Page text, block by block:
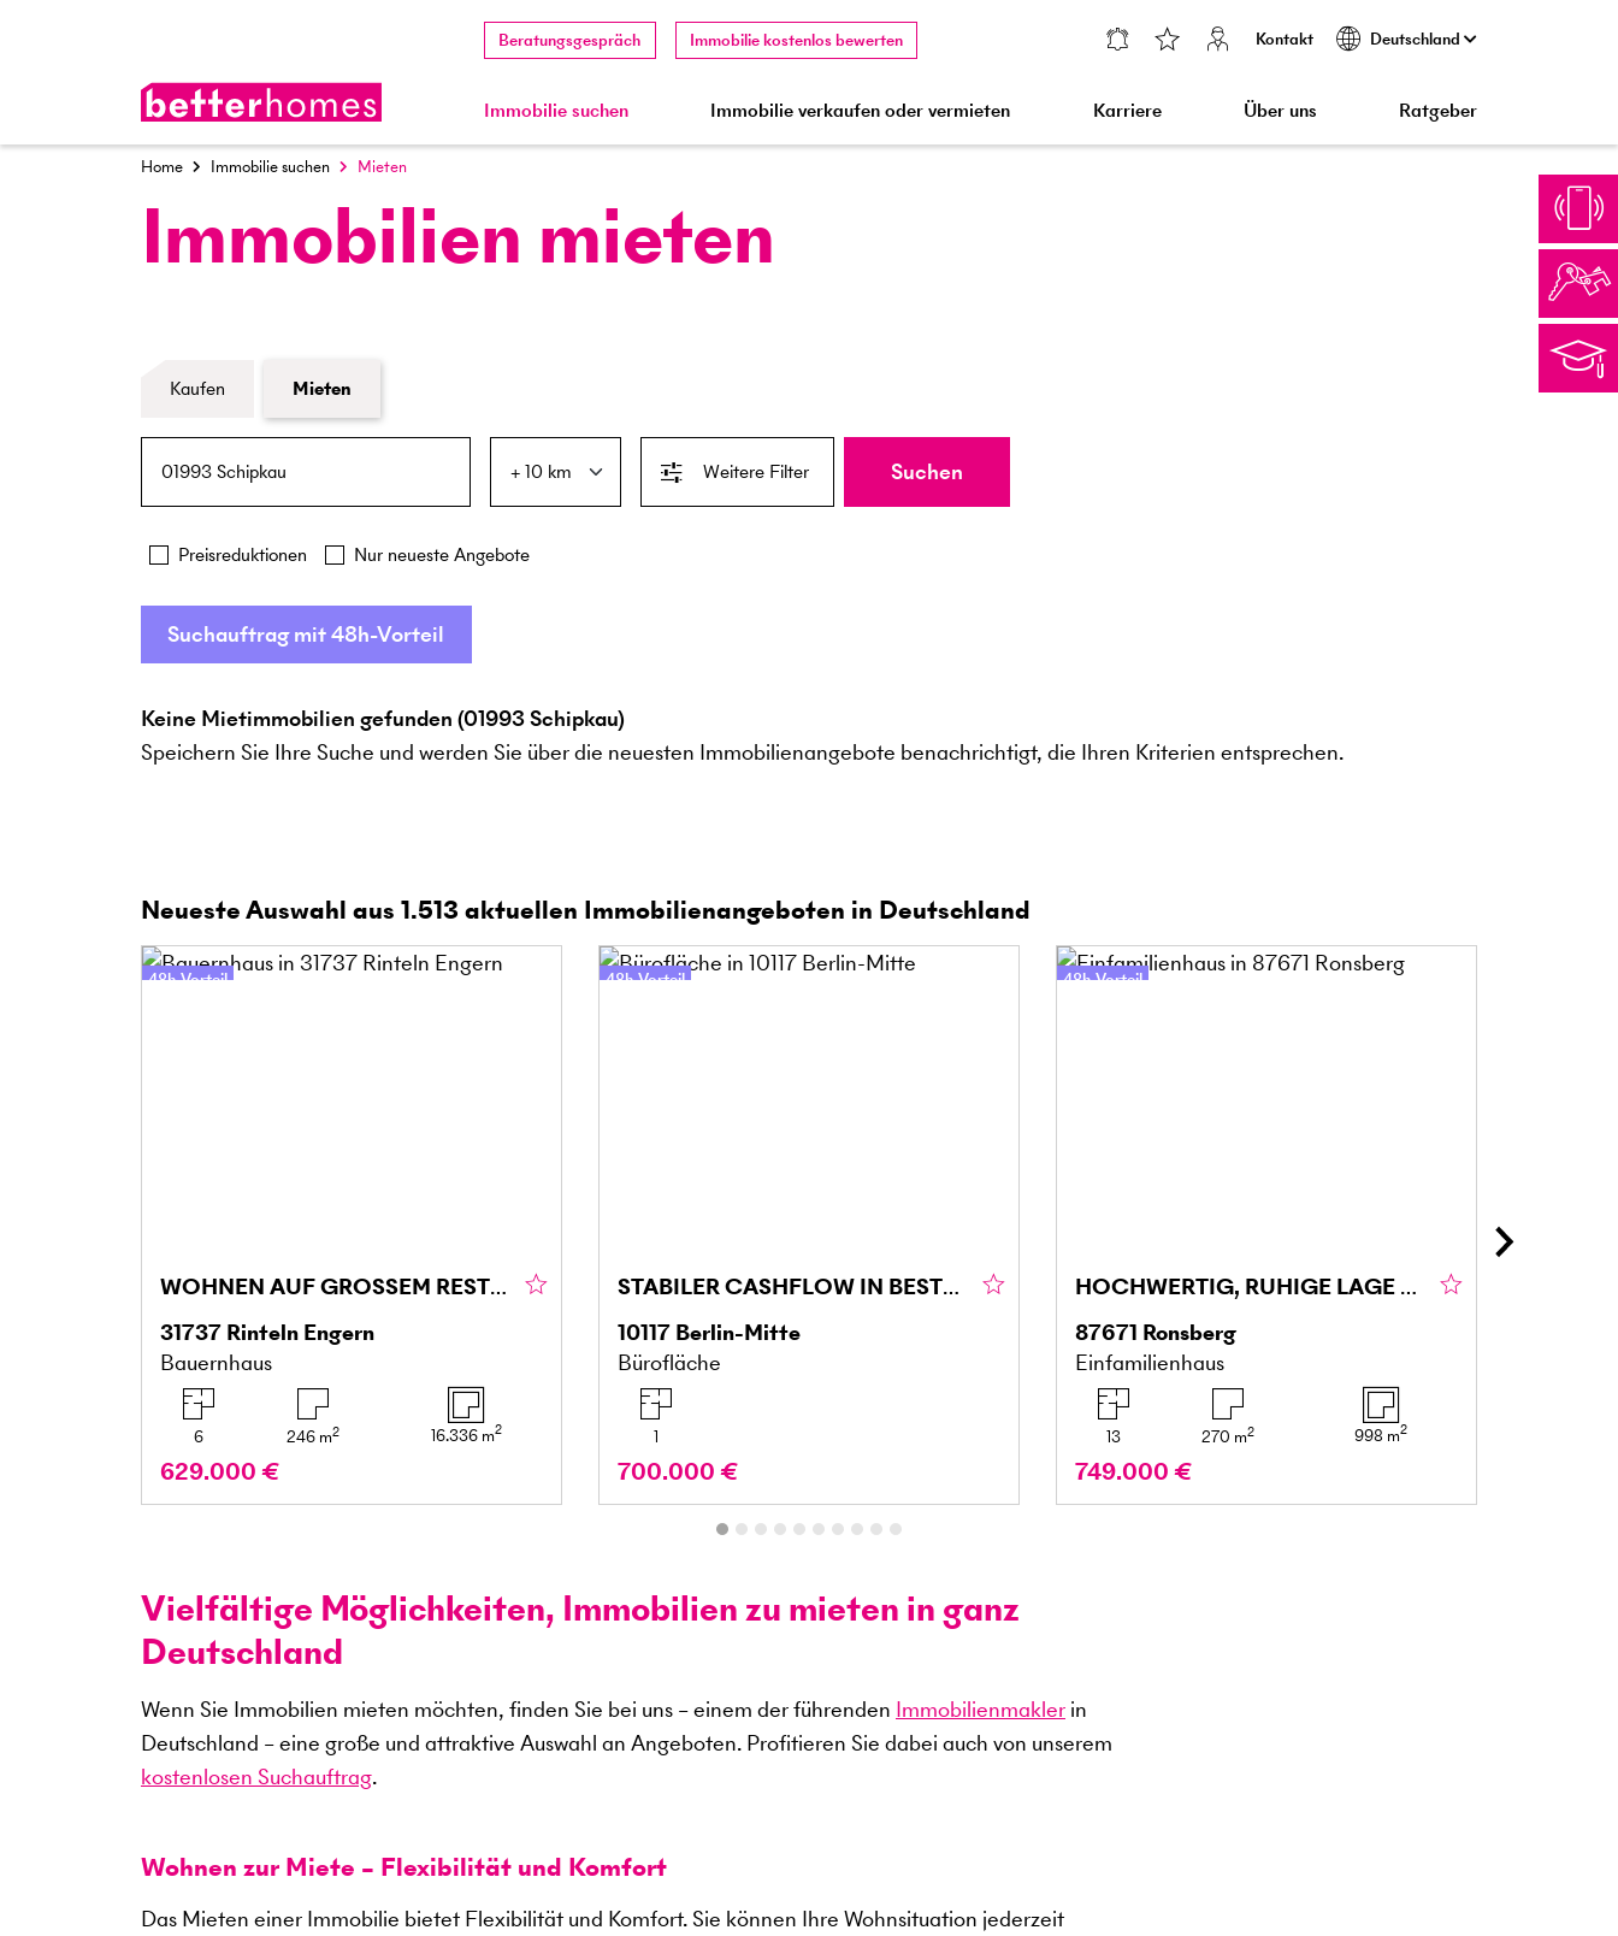
Beratungsgespräch Immobilie kostenlos bewerten Kontakt Deutschland
Immobilie suchen Immobilie verkaufen oder vermieten Karriere Über uns Ratgeber
Home Immobilie suchen Mieten
Immobilien mieten
Formular Immobiliensuche
Kaufen
Mieten
Weitere Filter
Preisreduktionen Nur neueste Angebote
Suchen
Suchauftrag mit 48h-Vorteil
Keine Mietimmobilien gefunden (01993 Schipkau)
Speichern Sie Ihre Suche und werden Sie über die neuesten Immobilienangebote benachrichtigt, die Ihren Kriterien entsprechen.
Neueste Auswahl aus 1.513 aktuellen Immobilienangeboten in Deutschland
48h-Vorteil
WOHNEN AUF GROSSEM RESTHOF IM WESERBERGLAND
31737 Rinteln Engern
Bauernhaus
6 246 m2 16.336m2
629.000 €
48h-Vorteil
STABILER CASHFLOW IN BESTER CITYLAGE
10117 Berlin-Mitte
Bürofläche
1
700.000 €
48h-Vorteil
HOCHWERTIG, RUHIGE LAGE UND VIEL PLATZ
87671 Ronsberg
Einfamilienhaus
13 270 m2 998 m2
749.000 €
Vielfältige Möglichkeiten, Immobilien zu mieten in ganz
Deutschland
Wenn Sie Immobilien mieten möchten, finden Sie bei uns – einem der führenden Immobilienmakler in
Deutschland – eine große und attraktive Auswahl an Angeboten. Profitieren Sie dabei auch von unserem
kostenlosen Suchauftrag.
Wohnen zur Miete – Flexibilität und Komfort
Das Mieten einer Immobilie bietet Flexibilität und Komfort. Sie können Ihre Wohnsituation jederzeit